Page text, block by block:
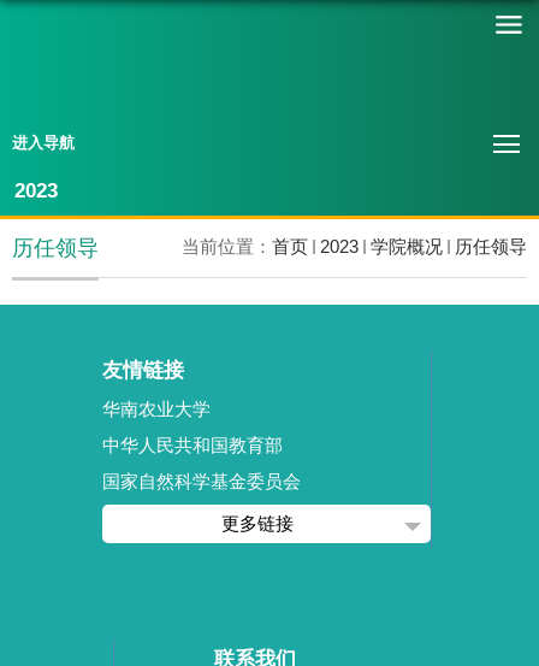
进入导航
2023
当前位置： 首页 2023 学院概况 历任领导
历任领导
友情链接
华南农业大学
中华人民共和国教育部
国家自然科学基金委员会
更多链接
联系我们